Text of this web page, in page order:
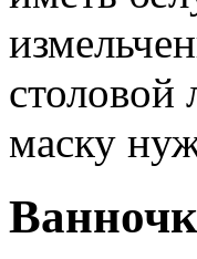
столовой
маску